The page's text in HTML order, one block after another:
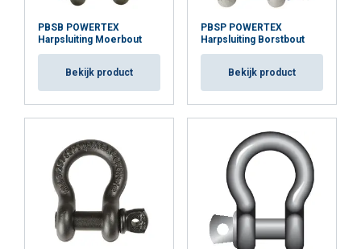
PBSB POWERTEX
Harpsluiting Moerbout
Bekijk product
PBSP POWERTEX
Harpsluiting Borstbout
Bekijk product
ALLES ACCEPTEREN
ALLES AFWIJZEN